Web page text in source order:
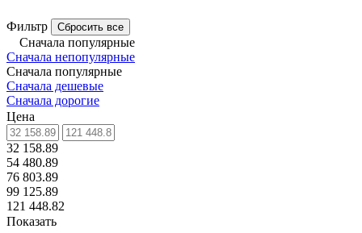
Фильтр Сбросить все
Сначала популярные
Сначала непопулярные
Сначала популярные
Сначала дешевые
Сначала дорогие
Цена
32 158.89
54 480.89
76 803.89
99 125.89
121 448.82
Показать